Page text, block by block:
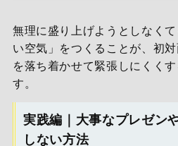
無理に盛り上げようとしなく
い空気」をつくることが、初
を落ち着かせて緊張しにくく
す。
実践編｜大事なプレゼン
しない方法